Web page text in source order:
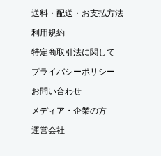
送料・配送・お支払方法
利用規約
特定商取引法に関して
プライバシーポリシー
お問い合わせ
メディア・企業の方
運営会社